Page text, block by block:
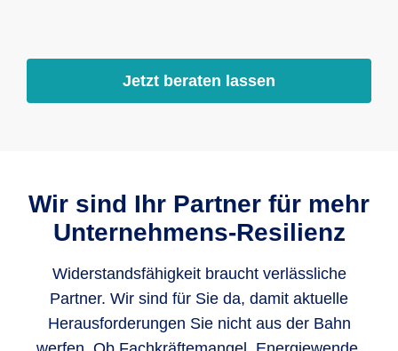
Jetzt beraten lassen
Wir sind Ihr Partner für mehr
Unternehmens-Resilienz
Widerstandsfähigkeit braucht verlässliche
Partner. Wir sind für Sie da, damit aktuelle
Herausforderungen Sie nicht aus der Bahn